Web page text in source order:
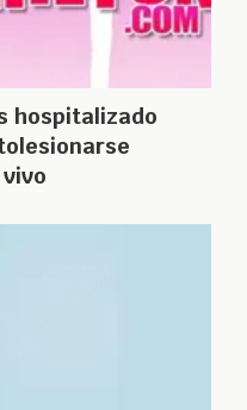
hospitalizado